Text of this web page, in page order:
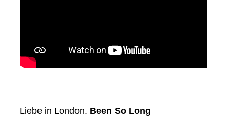
Liebe in London. Been So Long